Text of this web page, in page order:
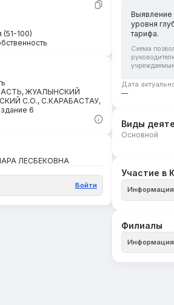
100)
ЖУАЛЫНСКИЙ
С.О., С.КАРАБАСТАУ,
6
ЛЕСБЕКОВНА
Войти
Выявление
уровня
тарифа.
Схема
Дата
—
Виды
Основной
Участие в
Филиалы